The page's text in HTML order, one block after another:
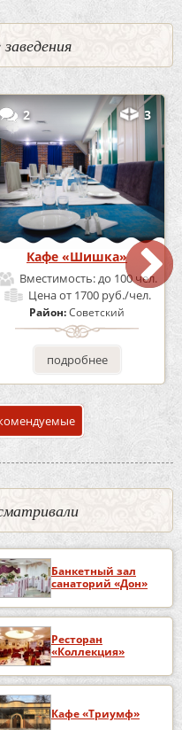
2 3
Кафе «Шишка»
Вместимость:до 100 чел.
Ценаот 1700 руб./чел.
Район:Советский
подробнее
Банкетный зал
санаторий «Дон»
Ресторан
«Коллекция»
Кафе «Триумф»